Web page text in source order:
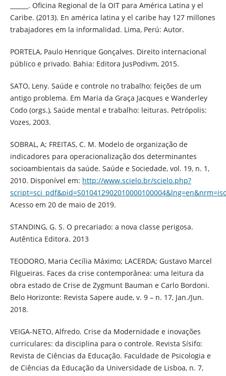
______. Oficina Regional de la OIT para América Latina y el
Caribe. (2013). En américa latina y el caribe hay 127 millones
trabajadores em la informalidad. Lima, Perú: Autor.
PORTELA, Paulo Henrique Gonçalves. Direito internacional
público e privado. Bahia: Editora JusPodivm, 2015.
SATO, Leny. Saúde e controle no trabalho: feições de um
antigo problema. Em Maria da Graça Jacques e Wanderley
Codo (orgs.), Saúde mental e trabalho: leituras. Petrópolis:
Vozes, 2003.
SOBRAL, A; FREITAS, C. M. Modelo de organização de
indicadores para operacionalização dos determinantes
socioambientais da saúde. Saúde e Sociedade, vol. 19, n. 1,
2010. Disponível em: http://www.scielo.br/scielo.php?
Acesso em 20 de maio de 2019.
STANDING, G. S. O precariado: a nova classe perigosa.
Autêntica Editora. 2013
TEODORO, Maria Cecília Máximo; LACERDA; Gustavo Marcel
Filgueiras. Faces da crise contemporânea: uma leitura da
obra estado de Crise de Zygmunt Bauman e Carlo Bordoni.
Belo Horizonte: Revista Sapere aude, v. 9 – n. 17, Jan./Jun.
2018.
VEIGA-NETO, Alfredo. Crise da Modernidade e inovações
curriculares: da disciplina para o controle. Revista Sísifo:
Revista de Ciências da Educação. Faculdade de Psicologia e
de Ciências da Educação da Universidade de Lisboa, n. 7,